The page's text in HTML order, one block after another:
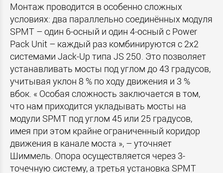
Монтаж проводится в особенно сложных
условиях: два параллельно соединённых модуля
SPMT – один 6-осный и один 4-осный с Power
Pack Unit – каждый раз комбинируются с 2x2
системами Jack-Up типа JS 250. Это позволяет
устанавливать мосты под углом до 43 градусов,
учитывая уклон 8 % по ходу движения и 3 %
вбок. « Особая сложность заключается в том,
что нам приходится укладывать мосты на
модули SPMT под углом 45 или 25 градусов,
имея при этом крайне ограниченный коридор
движения в канале моста », – уточняет
Шиммель. Опора осуществляется через 3-
точечную систему, а третья установка SPMT